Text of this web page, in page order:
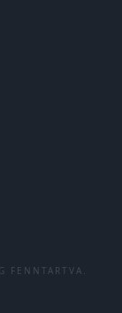
FENNTARTVA.